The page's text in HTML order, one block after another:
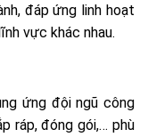
đáp ứng linh hoạt
vực khác nhau.
ứng đội ngũ công
ráp, đóng gói,… phù